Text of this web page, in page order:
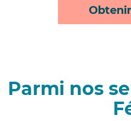
Parmi nos